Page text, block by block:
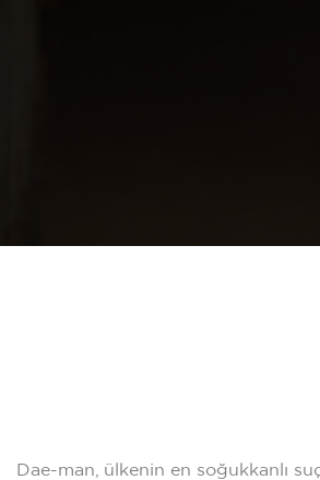
Dae-man, ülkenin en soğukkanlı